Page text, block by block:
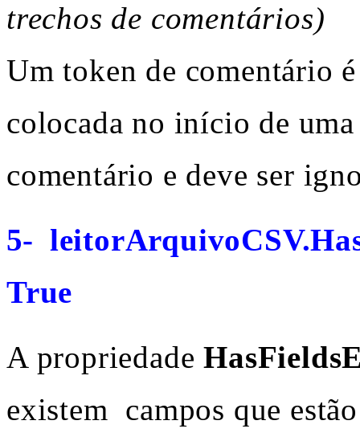
trechos de comentários)
Um token de comentário
colocada no início de
comentário e deve ser
5-
True
A propriedade
existem campos que